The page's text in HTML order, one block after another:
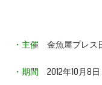
・主催 金魚屋プレス
・期間 2012年10月8